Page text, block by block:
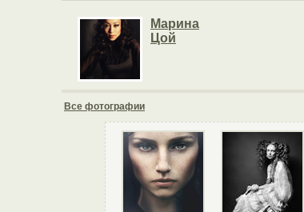
Марина
Цой
Все фотографии